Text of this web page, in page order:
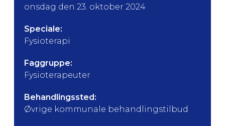
onsdag den 23. oktober 2024
Speciale:
Fysioterapi
Faggruppe:
Fysioterapeuter
Behandlingssted:
Øvrige kommunale behandlingstilbud